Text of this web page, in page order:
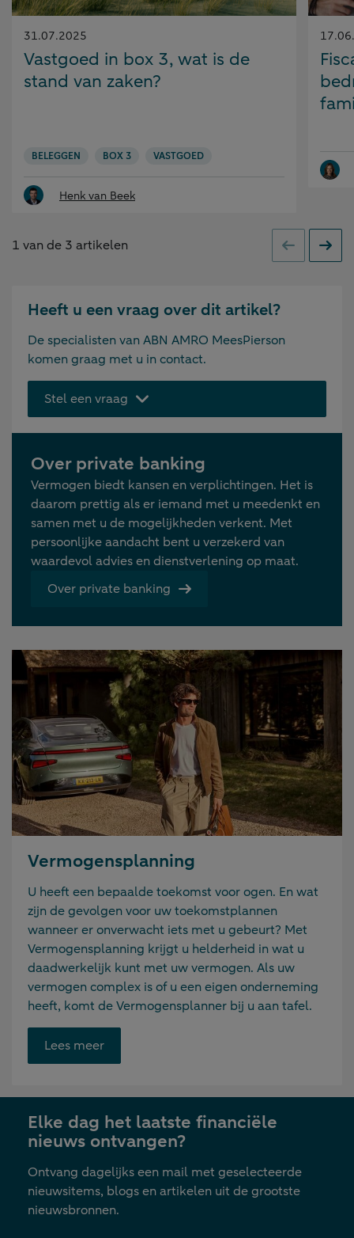
Gepubliceerd
op:
31.07.2025
Vastgoed in box 3, wat is de
stand van zaken?
BELEGGEN BOX 3 VASTGOED
Henk van Beek
op:
1 van de 3 artikelen Vorige
Heeft u een vraag over dit artikel?
De specialisten van ABN AMRO MeesPierson
komen graag met u in contact.
Stel een vraag
Over private banking
Vermogen biedt kansen en verplichtingen. Het is
daarom prettig als er iemand met u meedenkt en
samen met u de mogelijkheden verkent. Met
persoonlijke aandacht bent u verzekerd van
waardevol advies en dienstverlening op maat.
Over private banking
Vermogensplanning
U heeft een bepaalde toekomst voor ogen. En wat
zijn de gevolgen voor uw toekomstplannen
wanneer er onverwacht iets met u gebeurt? Met
Vermogensplanning krijgt u helderheid in wat u
daadwerkelijk kunt met uw vermogen. Als uw
vermogen complex is of u een eigen onderneming
heeft, komt de Vermogensplanner bij u aan tafel.
Lees meerOpent
link
nieuwe
tab
Elke dag het laatste financiële
nieuws ontvangen?
Ontvang dagelijks een mail met geselecteerde
nieuwsitems, blogs en artikelen uit de grootste
nieuwsbronnen.